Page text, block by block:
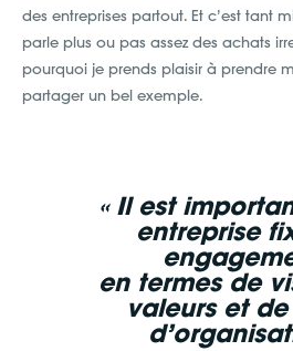
des entreprises partout. Et c’est tant
parle plus ou pas assez des achats
pourquoi je prends plaisir à prendre
partager un bel exemple.
« Il est
entreprise
en termes de
valeurs et